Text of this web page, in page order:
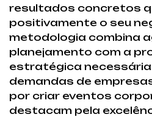
resultados concretos
positivamente o seu
metodologia combina
planejamento com a
estratégica
demandas de
por criar eventos
destacam pela